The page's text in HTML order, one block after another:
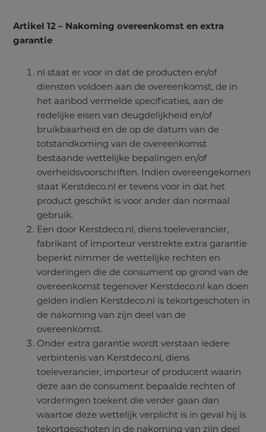
Artikel 12 – Nakoming overeenkomst en extra
garantie
nl staat er voor in dat de producten en/of
diensten voldoen aan de overeenkomst, de in
het aanbod vermelde specificaties, aan de
redelijke eisen van deugdelijkheid en/of
bruikbaarheid en de op de datum van de
totstandkoming van de overeenkomst
bestaande wettelijke bepalingen en/of
overheidsvoorschriften. Indien overeengekomen
staat Kerstdeco.nl er tevens voor in dat het
product geschikt is voor ander dan normaal
gebruik.
Een door Kerstdeco.nl, diens toeleverancier,
fabrikant of importeur verstrekte extra garantie
beperkt nimmer de wettelijke rechten en
vorderingen die de consument op grond van de
overeenkomst tegenover Kerstdeco.nl kan doen
gelden indien Kerstdeco.nl is tekortgeschoten in
de nakoming van zijn deel van de
overeenkomst.
Onder extra garantie wordt verstaan iedere
verbintenis van Kerstdeco.nl, diens
toeleverancier, importeur of producent waarin
deze aan de consument bepaalde rechten of
vorderingen toekent die verder gaan dan
waartoe deze wettelijk verplicht is in geval hij is
tekortgeschoten in de nakoming van zijn deel